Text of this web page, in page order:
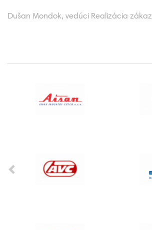
vedúci Realizácia zákaziek, Siemens